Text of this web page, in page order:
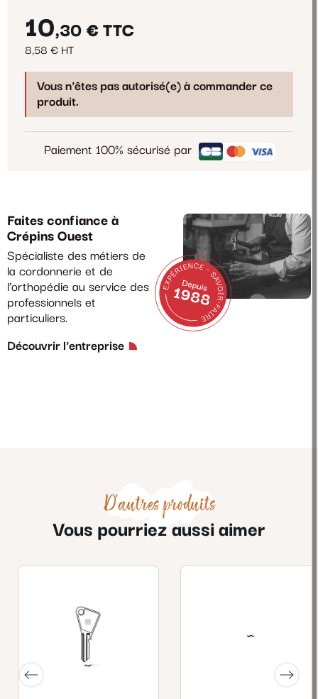
10,30 € TTC
8,58 € HT
Vous n'êtes pas autorisé(e) à commander ce
produit.
Paiement 100% sécurisé par
Faites confiance à
Crépins Ouest
Spécialiste des métiers de
la cordonnerie et de
l’orthopédie au service des
professionnels et
particuliers.
Découvrir l'entreprise
D'autres produits
Vous pourriez aussi aimer